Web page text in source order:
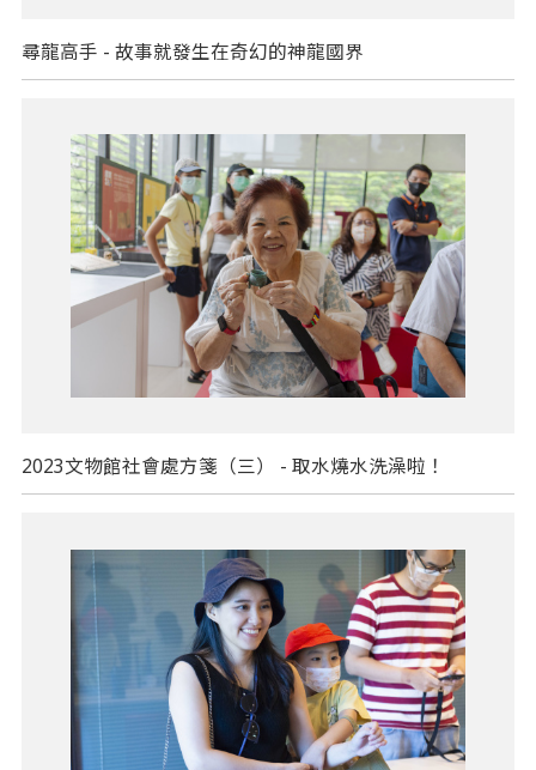
尋龍高手 - 故事就發生在奇幻的神龍國界
2023文物館社會處方箋（三） - 取水燒水洗澡啦！